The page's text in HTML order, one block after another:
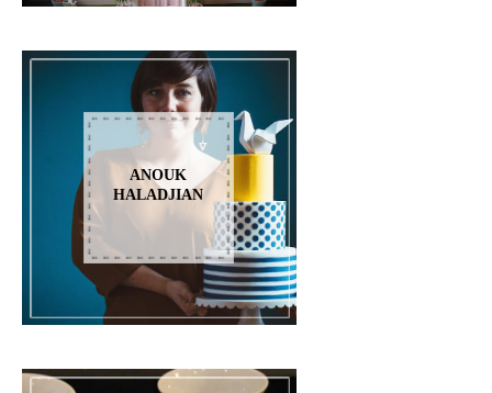
ANOUK
HALADJIAN